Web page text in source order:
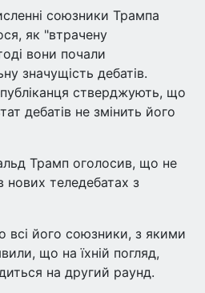
союзники Трампа
як "втрачену
вони почали
значущість дебатів.
стверджують, що
дебатів не змінить його
Трамп оголосив, що не
нових теледебатах з
всі його союзники, з якими
що на їхній погляд,
на другий раунд.